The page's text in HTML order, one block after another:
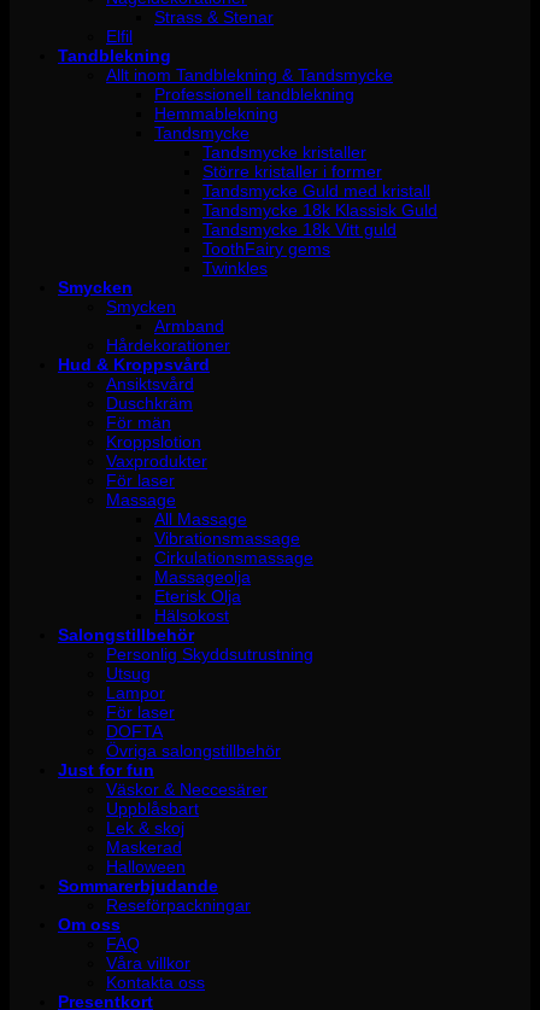
Strass & Stenar
Elfil
Tandblekning
Allt inom Tandblekning & Tandsmycke
Professionell tandblekning
Hemmablekning
Tandsmycke
Tandsmycke kristaller
Större kristaller i former
Tandsmycke Guld med kristall
Tandsmycke 18k Klassisk Guld
Tandsmycke 18k Vitt guld
ToothFairy gems
Twinkles
Smycken
Smycken
Armband
Hårdekorationer
Hud & Kroppsvård
Ansiktsvård
Duschkräm
För män
Kroppslotion
Vaxprodukter
För laser
Massage
All Massage
Vibrationsmassage
Cirkulationsmassage
Massageolja
Eterisk Olja
Hälsokost
Salongstillbehör
Personlig Skyddsutrustning
Utsug
Lampor
För laser
DOFTA
Övriga salongstillbehör
Just for fun
Väskor & Neccesärer
Uppblåsbart
Lek & skoj
Maskerad
Halloween
Sommarerbjudande
Reseförpackningar
Om oss
FAQ
Våra villkor
Kontakta oss
Presentkort